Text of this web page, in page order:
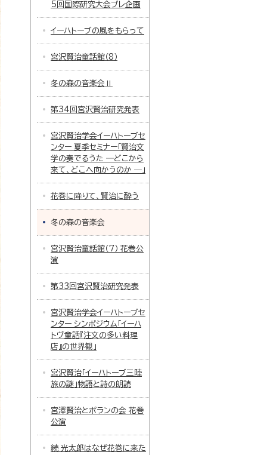
5回国際研究大会プレ企画
イーハトーブの風をもらって
宮沢賢治童話館（8）
冬の森の音楽会Ⅱ
第34回宮沢賢治研究発表
宮沢賢治学会イーハトーブセ
ンター 夏季セミナー「賢治文
学の奏でるうた ─どこから
来て、どこへ向かうのか ─」
花巻に降りて、賢治に酔う
冬の森の音楽会
宮沢賢治童話館（7） 花巻公
演
第33回宮沢賢治研究発表
宮沢賢治学会イーハトーブセ
ンター シンポジウム「イーハ
トヴ童話『注文の多い料理
店』の世界観」
宮沢賢治「イーハトーブ三陸
旅の謎」物語と詩の朗読
宮澤賢治とポランの会 花巻
公演
続 光太郎はなぜ花巻に来た